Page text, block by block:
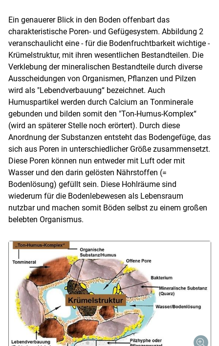
Ein genauerer Blick in den Boden offenbart das
charakteristische Poren- und Gefügesystem. Abbildung 2
veranschaulicht eine - für die Bodenfruchtbarkeit wichtige -
Krümelstruktur, mit ihren wesentlichen Bestandteilen. Die
Verklebung der mineralischen Bestandteile durch diverse
Ausscheidungen von Organismen, Pflanzen und Pilzen
wird als "Lebendverbauung“ bezeichnet. Auch
Humuspartikel werden durch Calcium an Tonminerale
gebunden und bilden somit den "Ton-Humus-Komplex“
(wird an späterer Stelle noch erörtert). Durch diese
Anordnung der Substanzen entsteht das Bodengefüge, das
sich aus Poren in unterschiedlicher Größe zusammensetzt.
Diese Poren können nun entweder mit Luft oder mit
Wasser und den darin gelösten Nährstoffen (=
Bodenlösung) gefüllt sein. Diese Hohlräume sind
wiederum für die Bodenlebewesen als Lebensraum
nutzbar und machen somit Böden selbst zu einem großen
belebten Organismus.